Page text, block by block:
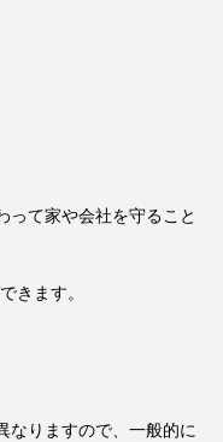
って家や会社を守ること
きます。
なりますので、一般的に